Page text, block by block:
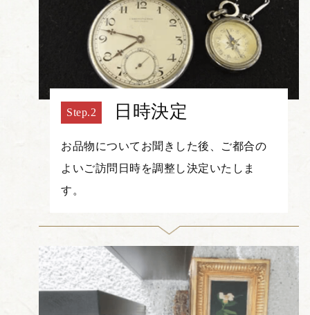
日時決定
お品物についてお聞きした後、ご都合の
よいご訪問日時を調整し決定いたしま
す。